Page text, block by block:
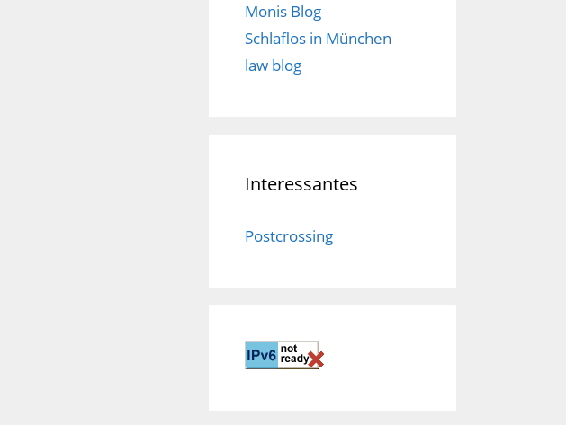
Monis Blog
Schlaflos in München
law blog
Interessantes
Postcrossing